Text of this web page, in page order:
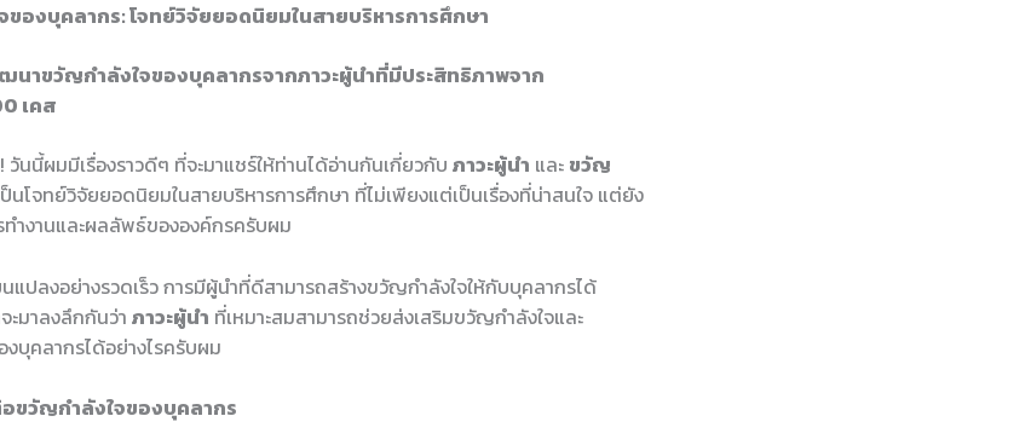
ของบุคลากร: โจทย์วิจัยยอดนิยมในสายบริหารการศึกษา
าขวัญกำลังใจของบุคลากรจากภาวะผู้นำที่มีประสิทธิภาพจาก
เคส
นี้ผมมีเรื่องราวดีๆ ที่จะมาแชร์ให้ท่านได้อ่านกันเกี่ยวกับ ภาวะผู้นำ และ ขวัญ
นโจทย์วิจัยยอดนิยมในสายบริหารการศึกษา ที่ไม่เพียงแต่เป็นเรื่องที่น่าสนใจ แต่ยัง
ำงานและผลลัพธ์ขององค์กรครับผม
แปลงอย่างรวดเร็ว การมีผู้นำที่ดีสามารถสร้างขวัญกำลังใจให้กับบุคลากรได้
ะมาลงลึกกันว่า ภาวะผู้นำ ที่เหมาะสมสามารถช่วยส่งเสริมขวัญกำลังใจและ
งบุคลากรได้อย่างไรครับผม
ขวัญกำลังใจของบุคลากร